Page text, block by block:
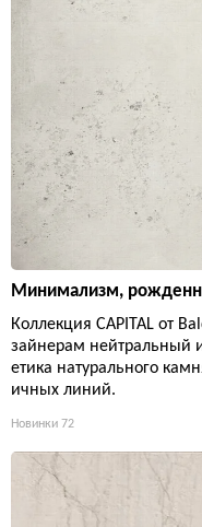
Минимализм,
Коллекция CAPITAL от
зайнерам нейтральный
етика натурального
ичных линий.
Новинки 72